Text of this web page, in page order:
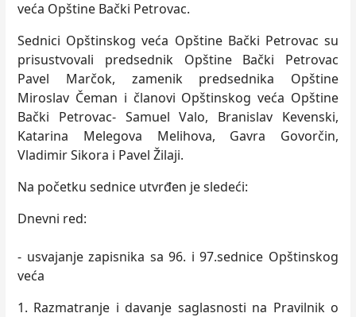
veća Opštine Bački Petrovac.
Sednici Opštinskog veća Opštine Bački Petrovac su
prisustvovali predsednik Opštine Bački Petrovac
Pavel Marčok, zamenik predsednika Opštine
Miroslav Čeman i članovi Opštinskog veća Opštine
Bački Petrovac- Samuel Valo, Branislav Kevenski,
Katarina Melegova Melihova, Gavra Govorčin,
Vladimir Sikora i Pavel Žilaji.
Na početku sednice utvrđen je sledeći:
Dnevni red:
- usvajanje zapisnika sa 96. i 97.sednice Opštinskog
veća
1. Razmatranje i davanje saglasnosti na Pravilnik o